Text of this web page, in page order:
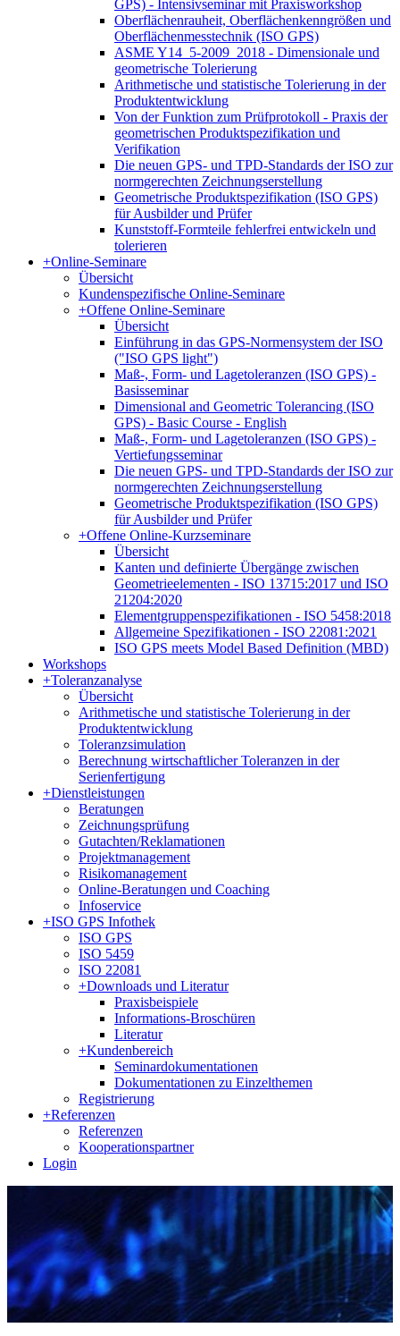
GPS) - Intensivseminar mit Praxisworkshop
Oberflächenrauheit, Oberflächenkenngrößen und
Oberflächenmesstechnik (ISO GPS)
ASME Y14_5-2009_2018 - Dimensionale und
geometrische Tolerierung
Arithmetische und statistische Tolerierung in der
Produktentwicklung
Von der Funktion zum Prüfprotokoll - Praxis der
geometrischen Produktspezifikation und
Verifikation
Die neuen GPS- und TPD-Standards der ISO zur
normgerechten Zeichnungserstellung
Geometrische Produktspezifikation (ISO GPS)
für Ausbilder und Prüfer
Kunststoff-Formteile fehlerfrei entwickeln und
tolerieren
+Online-Seminare
Übersicht
Kundenspezifische Online-Seminare
+Offene Online-Seminare
Übersicht
Einführung in das GPS-Normensystem der ISO
("ISO GPS light")
Maß-, Form- und Lagetoleranzen (ISO GPS) -
Basisseminar
Dimensional and Geometric Tolerancing (ISO
GPS) - Basic Course - English
Maß-, Form- und Lagetoleranzen (ISO GPS) -
Vertiefungsseminar
Die neuen GPS- und TPD-Standards der ISO zur
normgerechten Zeichnungserstellung
Geometrische Produktspezifikation (ISO GPS)
für Ausbilder und Prüfer
+Offene Online-Kurzseminare
Übersicht
Kanten und definierte Übergänge zwischen
Geometrieelementen - ISO 13715:2017 und ISO
21204:2020
Elementgruppenspezifikationen - ISO 5458:2018
Allgemeine Spezifikationen - ISO 22081:2021
ISO GPS meets Model Based Definition (MBD)
Workshops
+Toleranzanalyse
Übersicht
Arithmetische und statistische Tolerierung in der
Produktentwicklung
Toleranzsimulation
Berechnung wirtschaftlicher Toleranzen in der
Serienfertigung
+Dienstleistungen
Beratungen
Zeichnungsprüfung
Gutachten/Reklamationen
Projektmanagement
Risikomanagement
Online-Beratungen und Coaching
Infoservice
+ISO GPS Infothek
ISO GPS
ISO 5459
ISO 22081
+Downloads und Literatur
Praxisbeispiele
Informations-Broschüren
Literatur
+Kundenbereich
Seminardokumentationen
Dokumentationen zu Einzelthemen
Registrierung
+Referenzen
Referenzen
Kooperationspartner
Login